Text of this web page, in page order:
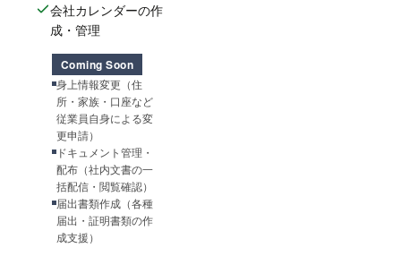
会社カレンダーの作
成・管理
Coming Soon
身上情報変更（住
所・家族・口座など
従業員自身による変
更申請）
ドキュメント管理・
配布（社内文書の一
括配信・閲覧確認）
届出書類作成（各種
届出・証明書類の作
成支援）